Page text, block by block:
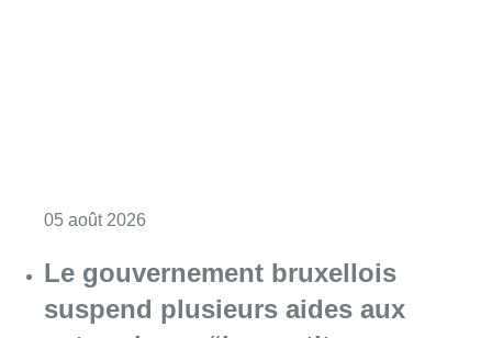
05 août 2026
Le gouvernement bruxellois
suspend plusieurs aides aux